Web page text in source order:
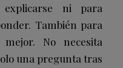
ni para
También para
No necesita
una pregunta tras